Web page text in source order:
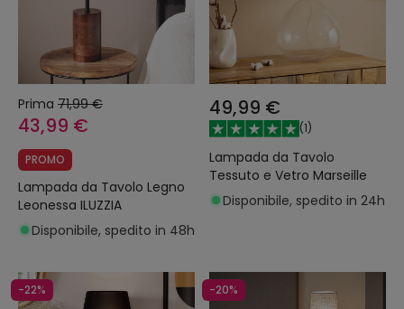
Prima 71,99 €
43,99 €
PROMO
Lampada da Tavolo Legno
Leonessa ILUZZIA
Disponibile, spedito in 48h
49,99 €
(1)
Lampada da Tavolo
Tessuto e Vetro Marseille
Disponibile, spedito in 24h
-22% -20%